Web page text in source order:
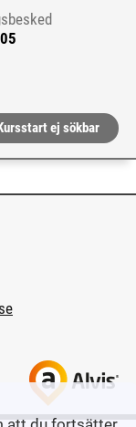
Kursstart ej sökbar